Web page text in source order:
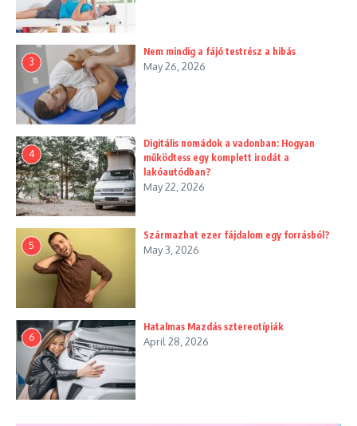
3
Nem mindig a fájó testrész a hibás
May 26, 2026
4
Digitális nomádok a vadonban: Hogyan
működtess egy komplett irodát a
lakóautódban?
May 22, 2026
5
Származhat ezer fájdalom egy forrásból?
May 3, 2026
6
Hatalmas Mazdás sztereotípiák
April 28, 2026